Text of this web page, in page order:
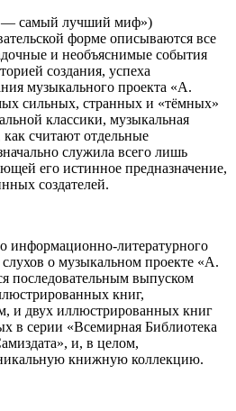
— самый лучший миф»)
форме описываются все
и необъяснимые события
создания, успеха
музыкального проекта «А.
сильных, странных и «тёмных»
классики, музыкальная
как считают отдельные
служила всего лишь
его истинное предназначение,
создателей.
информационно-литературного
о музыкальном проекте «А.
последовательным выпуском
книг,
и двух иллюстрированных книг
в серии «Всемирная Библиотека
и, в целом,
книжную коллекцию.